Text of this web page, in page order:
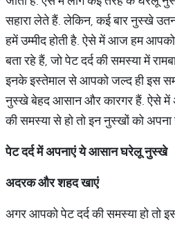
सहारा लेते हैं. लेकिन, कई बार नुस्खे
हमें उम्मीद होती है. ऐसे में आज हम
बता रहे हैं, जो पेट दर्द की समस्या में
इनके इस्तेमाल से आपको जल्द ही इस
नुस्खे बेहद आसान और कारगर हैं. ऐसे में
की समस्या से हो तो इन नुस्खों को
पेटदर्दमेंअपनाएंयेआसानघरेलूनुस्खे
अदरकऔरशहदखाएं
अगर आपको पेट दर्द की समस्या हो तो